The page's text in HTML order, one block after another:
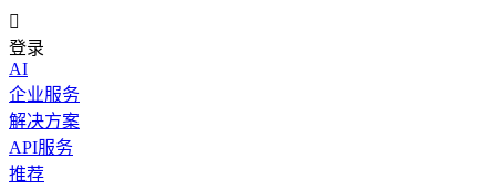

登录
AI
企业服务
解决方案
API服务
推荐